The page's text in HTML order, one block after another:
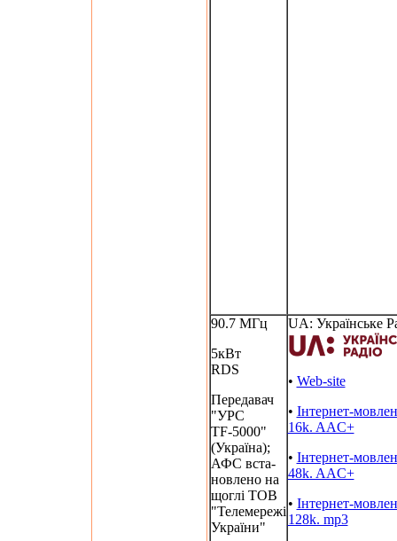
90.7 МГц
5кВт
RDS
Передавач
"УРС
TF-5000"
(Україна);
АФС вста-
новлено на
щоглі ТОВ
"Телемережі
України"
UA: Українське
• Web-site
• Інтернет-
16k. AAC+
• Інтернет-
48k. AAC+
• Інтернет-
128k. mp3